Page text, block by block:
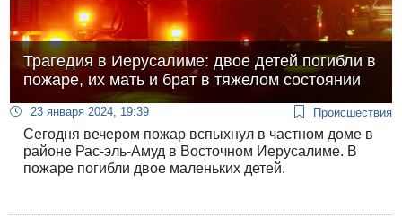
Трагедия в Иерусалиме: двое детей погибли в
пожаре, их мать и брат в тяжелом состоянии
23 января 2024, 19:39 Происшествия
Сегодня вечером пожар вспыхнул в частном доме в
районе Рас-эль-Амуд в Восточном Иерусалиме. В
пожаре погибли двое маленьких детей.